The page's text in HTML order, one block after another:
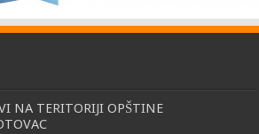
NA TERITORIJI OPŠTINE